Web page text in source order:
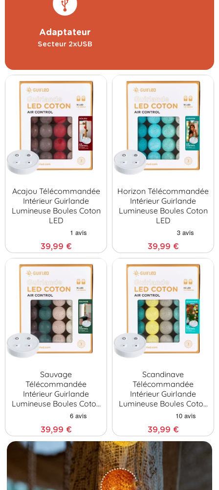
Adaptateur
Secteur 2xUSB
Acajou Télécommandée
Intérieur Guirlande
Lumineuse Boules Coton
LED
39,99 €
Horizon Télécommandée
Intérieur Guirlande
Lumineuse Boules Coton
LED
39,99 €
Sauvage
Télécommandée
Intérieur Guirlande
Lumineuse Boules Coton
39,99 €
Scandinave
Télécommandée
Intérieur Guirlande
Lumineuse Boules Coton
39,99 €